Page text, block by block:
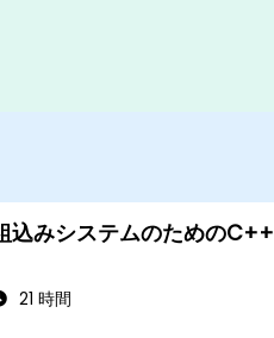
込みシステムのためのC++
21 時間